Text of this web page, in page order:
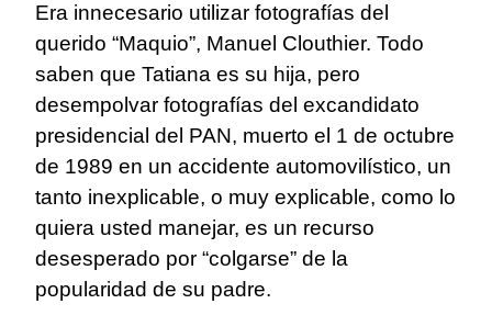
Era innecesario utilizar fotografías del
querido “Maquio”, Manuel Clouthier. Todo
saben que Tatiana es su hija, pero
desempolvar fotografías del excandidato
presidencial del PAN, muerto el 1 de octubre
de 1989 en un accidente automovilístico, un
tanto inexplicable, o muy explicable, como lo
quiera usted manejar, es un recurso
desesperado por “colgarse” de la
popularidad de su padre.